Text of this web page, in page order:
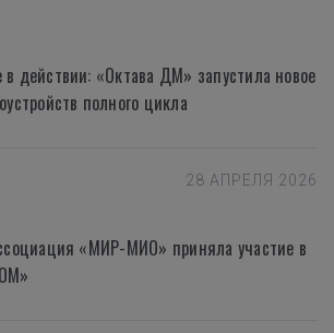
действии: «Октава ДМ» запустила новое
полного цикла
28 АПРЕЛЯ 2026
«МИР-МИО» приняла участие в